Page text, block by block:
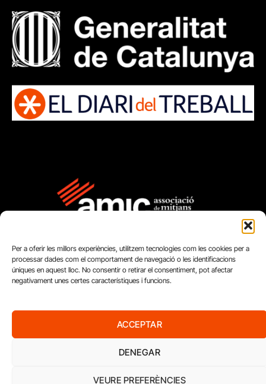
Per a oferir les millors experiències, utilitzem tecnologies com les cookies per a
processar dades com el comportament de navegació o les identificacions
úniques en aquest lloc. No consentir o retirar el consentiment, pot afectar
negativament unes certes característiques i funcions.
ACCEPTAR
DENEGAR
VEURE PREFERÈNCIES
PERIODISME
PLURAL